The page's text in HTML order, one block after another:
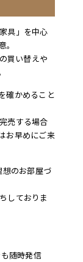
具」を中心
買い替えや
確かめること
売する場合
お早めにご来
想のお部屋づ
しておりま
随時発信